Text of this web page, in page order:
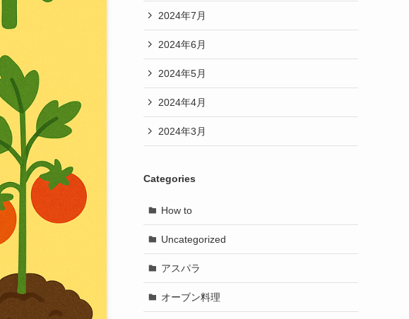
2024年7月
2024年6月
2024年5月
2024年4月
2024年3月
Categories
How to
Uncategorized
アスパラ
オーブン料理